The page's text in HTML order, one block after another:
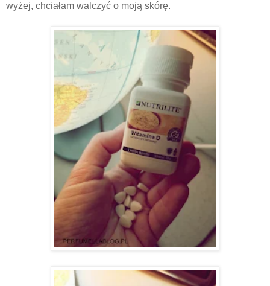
wyżej, chciałam walczyć o moją skórę.